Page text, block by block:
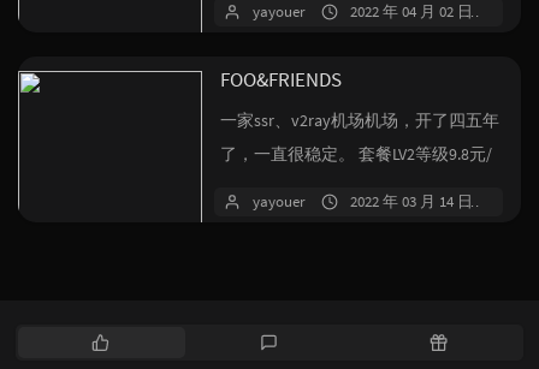
yayouer 2022 年 04 月 02 日
FOO&FRIENDS
一家ssr、v2ray机场机场，开了四五年
了，一直很稳定。 套餐LV2等级9.8元/
yayouer 2022 年 03 月 14 日
热
随